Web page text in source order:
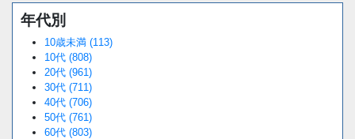
年代別
10歳未満 (113)
10代 (808)
20代 (961)
30代 (711)
40代 (706)
50代 (761)
60代 (803)